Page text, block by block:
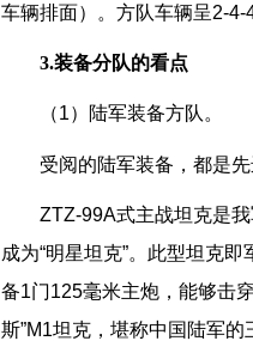
车辆排面）。方队车辆呈2-4-
3.装备分队的看点
（1）陆军装备方队。
受阅的陆军装备，都是
ZTZ-99A式主战坦克是
成为“明星坦克”。此型坦克
备1门125毫米主炮，能够击
斯”M1坦克，堪称中国陆军的